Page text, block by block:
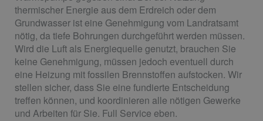
thermischer Energie aus dem Erdreich oder dem
Grundwasser ist eine Genehmigung vom Landratsamt
nötig, da tiefe Bohrungen durchgeführt werden müssen.
Wird die Luft als Energiequelle genutzt, brauchen Sie
keine Genehmigung, müssen jedoch eventuell durch
eine Heizung mit fossilen Brennstoffen aufstocken. Wir
stellen sicher, dass Sie eine fundierte Entscheidung
treffen können, und koordinieren alle nötigen Gewerke
und Arbeiten für Sie. Full Service eben.